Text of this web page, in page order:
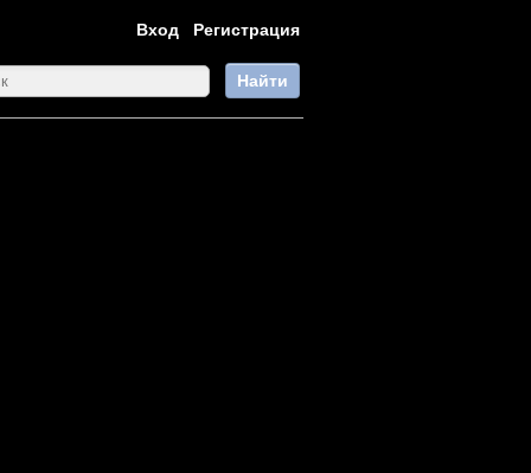
Вход Регистрация
Найти